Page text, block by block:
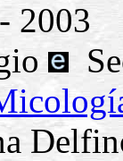
2003